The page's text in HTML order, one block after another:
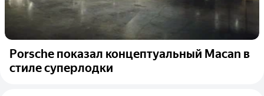
Porsche показал концептуальный Macan в
стиле суперлодки